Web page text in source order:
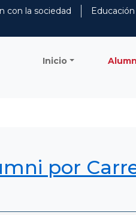
con la sociedad
Inicio
por